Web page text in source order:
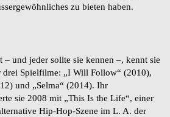
zu bieten haben.
– und jeder sollte sie kennen –, kennt sie
Spielfilme: „I Will Follow“ (2010),
und „Selma“ (2014). Ihr
sie 2008 mit „This Is the Life“, einer
Hip-Hop-Szene im L. A. der